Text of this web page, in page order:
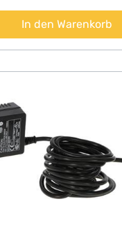
In den Warenkorb